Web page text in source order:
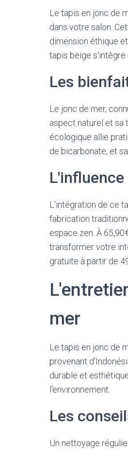
Le tapis en jonc de
dans votre salon.
dimension éthique
tapis beige s'intègre
Les
Le jonc de mer,
aspect naturel et sa
écologique allie
de bicarbonate, et
L'intégration de ce
fabrication
espace zen. À
transformer votre
gratuite à partir de
mer
Le tapis en jonc de
provenant
durable et
l'environnement.
Les
Un nettoyage